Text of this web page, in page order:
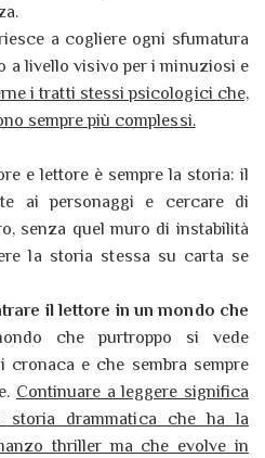
a cogliere ogni sfumatura
a livello visivo per i minuziosi e
i tratti stessi psicologici che,
sempre più complessi.
e lettore è sempre la storia: il
ai personaggi e cercare di
senza quel muro di instabilità
la storia stessa su carta se
il lettore in un mondo che
che purtroppo si vede
cronaca e che sembra sempre
Continuare a leggere significa
storia drammatica che ha la
thriller ma che evolve in